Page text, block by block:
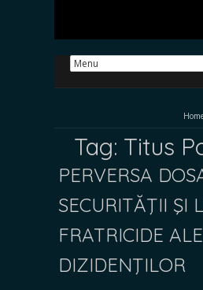
Tag: Titus
PERVERSA
SECURITĂŢII ŞI
FRATRICIDE ALE
DIZIDENŢILOR